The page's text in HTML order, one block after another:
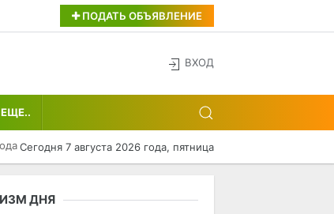
ПОДАТЬ ОБЪЯВЛЕНИЕ
ВХОД
ЕЩЕ..
Сегодня 7 августа 2026 года, пятница
ДНЯ